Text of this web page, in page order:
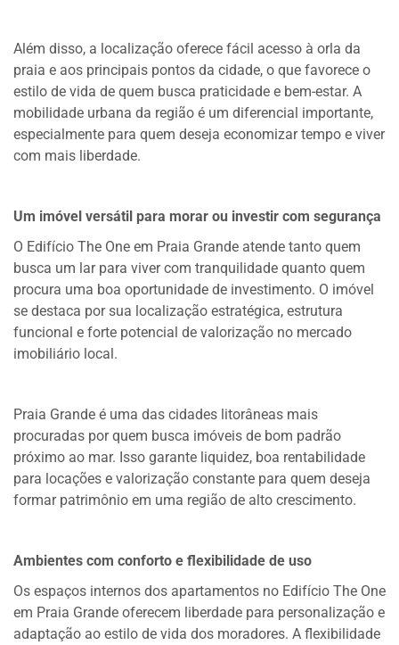
Além disso, a localização oferece fácil acesso à orla da
praia e aos principais pontos da cidade, o que favorece o
estilo de vida de quem busca praticidade e bem-estar. A
mobilidade urbana da região é um diferencial importante,
especialmente para quem deseja economizar tempo e viver
com mais liberdade.
Um imóvel versátil para morar ou investir com segurança
O Edifício The One em Praia Grande atende tanto quem
busca um lar para viver com tranquilidade quanto quem
procura uma boa oportunidade de investimento. O imóvel
se destaca por sua localização estratégica, estrutura
funcional e forte potencial de valorização no mercado
imobiliário local.
Praia Grande é uma das cidades litorâneas mais
procuradas por quem busca imóveis de bom padrão
próximo ao mar. Isso garante liquidez, boa rentabilidade
para locações e valorização constante para quem deseja
formar patrimônio em uma região de alto crescimento.
Ambientes com conforto e flexibilidade de uso
Os espaços internos dos apartamentos no Edifício The One
em Praia Grande oferecem liberdade para personalização e
adaptação ao estilo de vida dos moradores. A flexibilidade